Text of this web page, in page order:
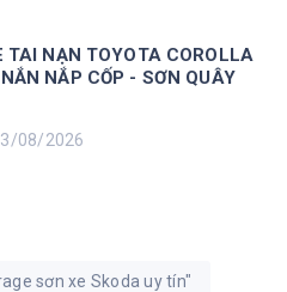
TAI NẠN TOYOTA COROLLA
NẮP CỐP - SƠN QUÂY
08/2026
sơn xe Skoda uy tín"